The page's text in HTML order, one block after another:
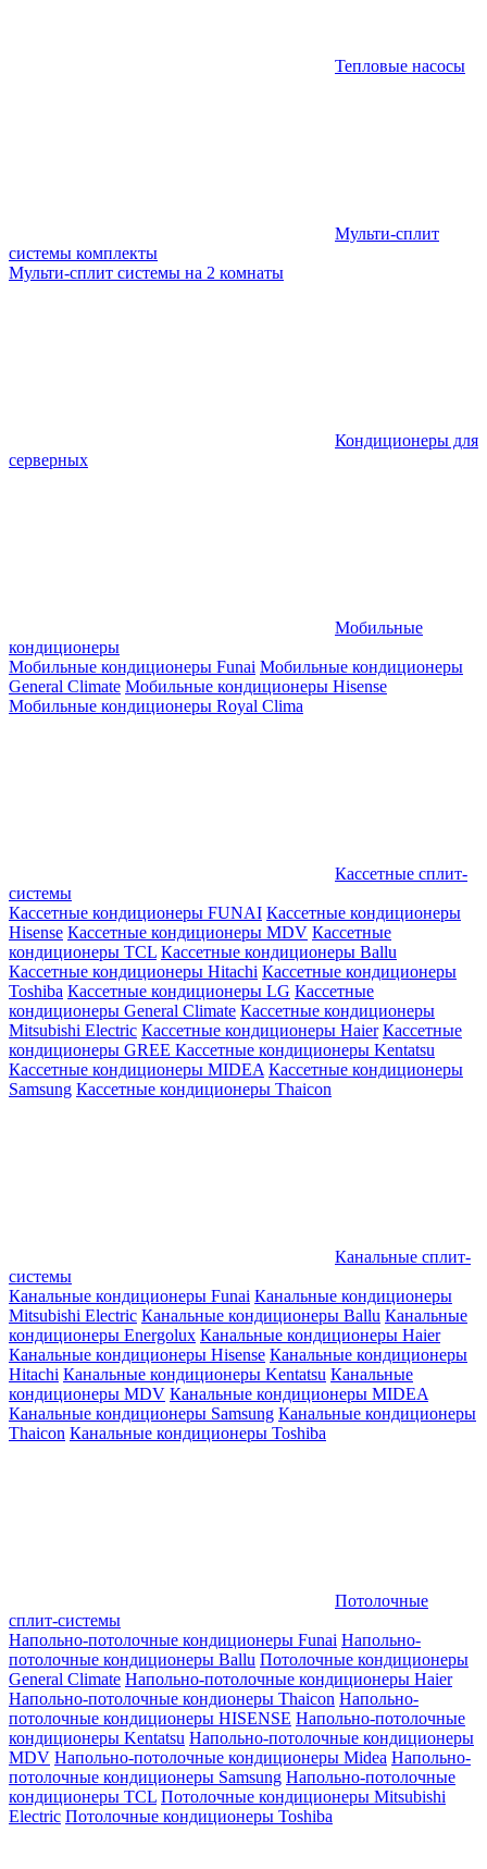
Тепловые насосы
Мульти-сплит
системы комплекты
Мульти-сплит системы на 2 комнаты
Кондиционеры для
серверных
Мобильные
кондиционеры
Мобильные кондиционеры Funai Мобильные кондиционеры
General Climate Мобильные кондиционеры Hisense
Мобильные кондиционеры Royal Clima
Кассетные сплит-
системы
Кассетные кондиционеры FUNAI Кассетные кондиционеры
Hisense Кассетные кондиционеры MDV Кассетные
кондиционеры TCL Кассетные кондиционеры Ballu
Кассетные кондиционеры Hitachi Кассетные кондиционеры
Toshiba Кассетные кондиционеры LG Кассетные
кондиционеры General Climate Кассетные кондиционеры
Mitsubishi Electric Кассетные кондиционеры Haier Кассетные
кондиционеры GREE Кассетные кондиционеры Kentatsu
Кассетные кондиционеры MIDEA Кассетные кондиционеры
Samsung Кассетные кондиционеры Thaicon
Канальные сплит-
системы
Канальные кондиционеры Funai Канальные кондиционеры
Mitsubishi Electric Канальные кондиционеры Ballu Канальные
кондиционеры Energolux Канальные кондиционеры Haier
Канальные кондиционеры Hisense Канальные кондиционеры
Hitachi Канальные кондиционеры Kentatsu Канальные
кондиционеры MDV Канальные кондиционеры MIDEA
Канальные кондиционеры Samsung Канальные кондиционеры
Thaicon Канальные кондиционеры Toshiba
Потолочные
сплит-системы
Напольно-потолочные кондиционеры Funai Напольно-
потолочные кондиционеры Ballu Потолочные кондиционеры
General Climate Напольно-потолочные кондиционеры Haier
Напольно-потолочные кондионеры Thaicon Напольно-
потолочные кондиционеры HISENSE Напольно-потолочные
кондиционеры Kentatsu Напольно-потолочные кондиционеры
MDV Напольно-потолочные кондиционеры Midea Напольно-
потолочные кондиционеры Samsung Напольно-потолочные
кондиционеры TCL Потолочные кондиционеры Mitsubishi
Electric Потолочные кондиционеры Toshiba